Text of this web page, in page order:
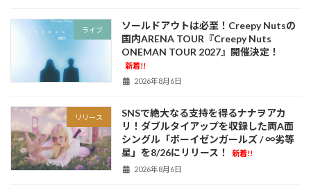
ライブ
ソールドアウトは必至！Creepy Nutsの
国内ARENA TOUR『Creepy Nuts
ONEMAN TOUR 2027』開催決定！
新着!!
2026年8月6日
リリース
SNSで絶大なる支持を得るナナヲアカ
リ！ダブルタイアップを収録した両A面
シングル「ボーイゼンガールズ / ∞劣等
星」を8/26にリリース！
新着!!
2026年8月6日